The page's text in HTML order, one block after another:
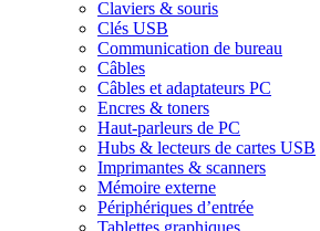
Claviers & souris
Clés USB
Communication de bureau
Câbles
Câbles et adaptateurs PC
Encres & toners
Haut-parleurs de PC
Hubs & lecteurs de cartes USB
Imprimantes & scanners
Mémoire externe
Périphériques d’entrée
Tablettes graphiques